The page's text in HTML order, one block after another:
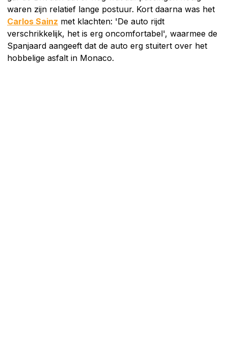
waren zijn relatief lange postuur. Kort daarna was het
Carlos Sainz met klachten: 'De auto rijdt
verschrikkelijk, het is erg oncomfortabel', waarmee de
Spanjaard aangeeft dat de auto erg stuitert over het
hobbelige asfalt in Monaco.